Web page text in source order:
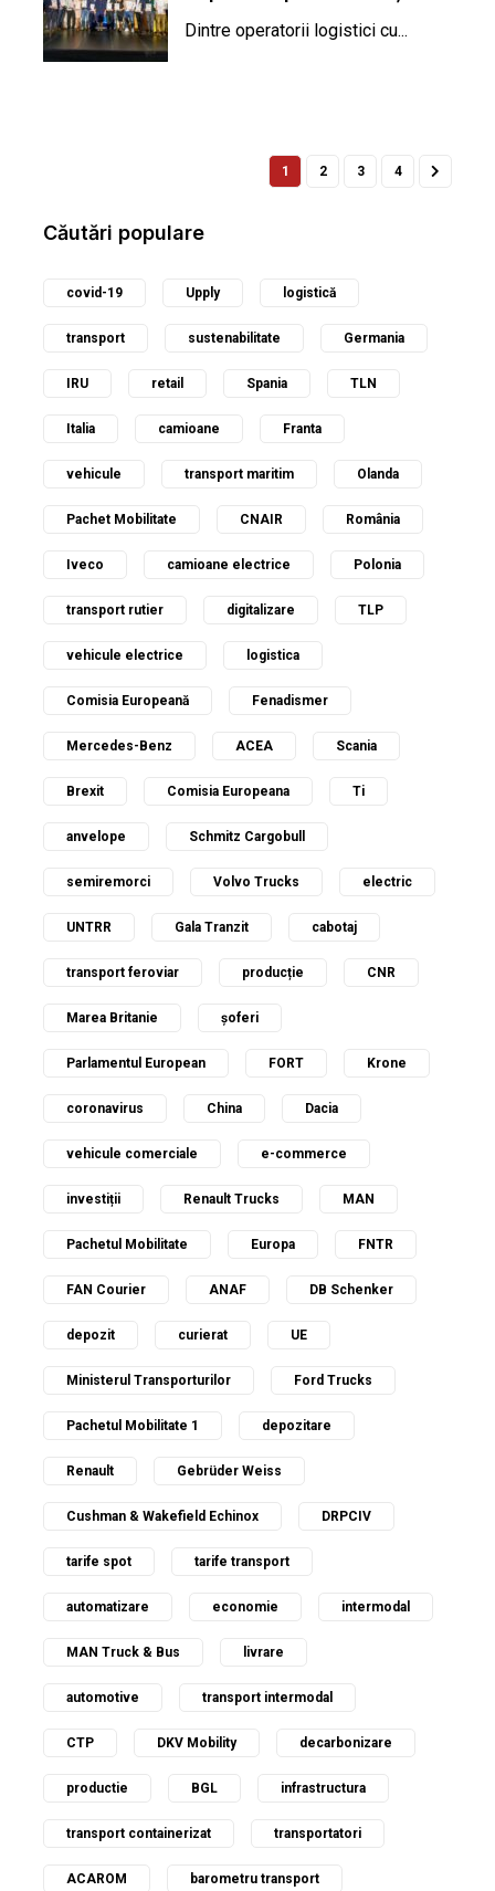
Dintre operatorii logistici cu...
1 2 3 4
Căutări populare
covid-19 Upply logistică
transport sustenabilitate Germania
IRU retail Spania TLN
Italia camioane Franta
vehicule transport maritim Olanda
Pachet Mobilitate CNAIR România
Iveco camioane electrice Polonia
transport rutier digitalizare TLP
vehicule electrice logistica
Comisia Europeană Fenadismer
Mercedes-Benz ACEA Scania
Brexit Comisia Europeana Ti
anvelope Schmitz Cargobull
semiremorci Volvo Trucks electric
UNTRR Gala Tranzit cabotaj
transport feroviar producție CNR
Marea Britanie șoferi
Parlamentul European FORT Krone
coronavirus China Dacia
vehicule comerciale e-commerce
investiții Renault Trucks MAN
Pachetul Mobilitate Europa FNTR
FAN Courier ANAF DB Schenker
depozit curierat UE
Ministerul Transporturilor Ford Trucks
Pachetul Mobilitate 1 depozitare
Renault Gebrüder Weiss
Cushman & Wakefield Echinox DRPCIV
tarife spot tarife transport
automatizare economie intermodal
MAN Truck & Bus livrare
automotive transport intermodal
CTP DKV Mobility decarbonizare
productie BGL infrastructura
transport containerizat transportatori
ACAROM barometru transport